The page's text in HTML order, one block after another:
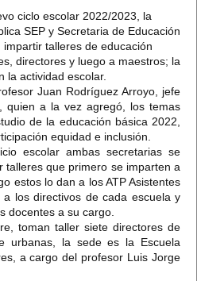
ciclo escolar 2022/2023, la
SEP y Secretaria de Educación
talleres de educación
directores y luego a maestros; la
la actividad escolar.
Juan Rodríguez Arroyo, jefe
quien a la vez agregó, los temas
de la educación básica 2022,
equidad e inclusión.
escolar ambas secretarias se
talleres que primero se imparten a
estos lo dan a los ATP Asistentes
a los directivos de cada escuela y
docentes a su cargo.
toman taller siete directores de
urbanas, la sede es la Escuela
a cargo del profesor Luis Jorge